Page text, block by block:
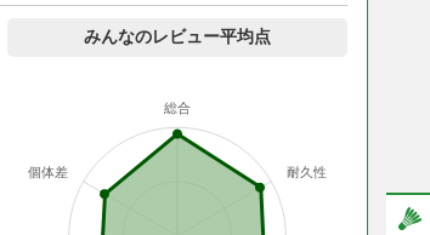
みんなのレビュー平均点
総合
耐久性
個体差